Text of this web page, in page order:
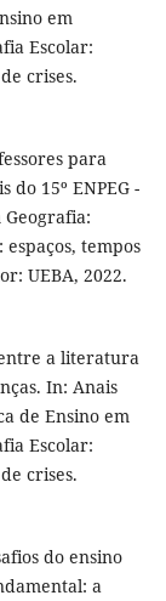
em
Escolar:
crises.
para
do 15º ENPEG -
tempos
UEBA, 2022.
a literatura
In: Anais
de Ensino em
Escolar:
crises.
do ensino
a